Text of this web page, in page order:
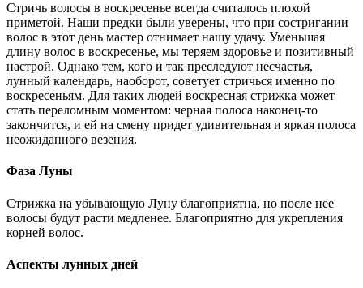
Стричь волосы в воскресенье всегда считалось плохой
приметой. Наши предки были уверены, что при состригании
волос в этот день мастер отнимает нашу удачу. Уменьшая
длину волос в воскресенье, мы теряем здоровье и позитивный
настрой. Однако тем, кого и так преследуют несчастья,
лунный календарь, наоборот, советует стричься именно по
воскресеньям. Для таких людей воскресная стрижка может
стать переломным моментом: черная полоса наконец-то
закончится, и ей на смену придет удивительная и яркая полоса
неожиданного везения.
Фаза Луны
Стрижка на убывающую Луну благоприятна, но после нее
волосы будут расти медленее. Благоприятно для укрепления
корней волос.
Аспекты лунных дней